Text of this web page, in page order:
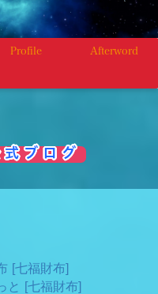
Profile Afterword
ブ ロ グ
[七福財布]
と [七福財布]